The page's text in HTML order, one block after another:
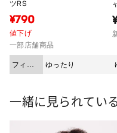
ツRS
¥790
値下げ
一部店舗商品
フィッ
ト
ゆったり
一緒に見られてい